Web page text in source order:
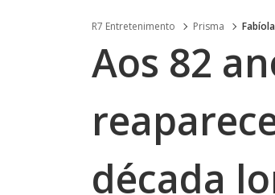
R7 Entretenimento Prisma
Aos 82
década